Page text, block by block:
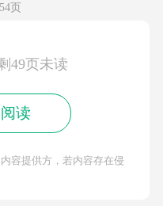
页
49页未读
读
容提供方，若内容存在侵